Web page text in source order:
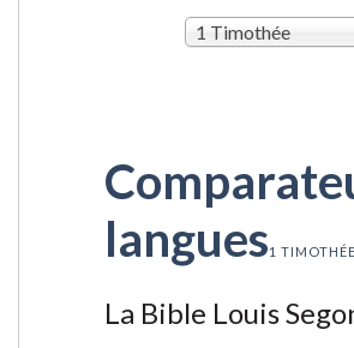
1 Timothée
langues1
La Bible Louis